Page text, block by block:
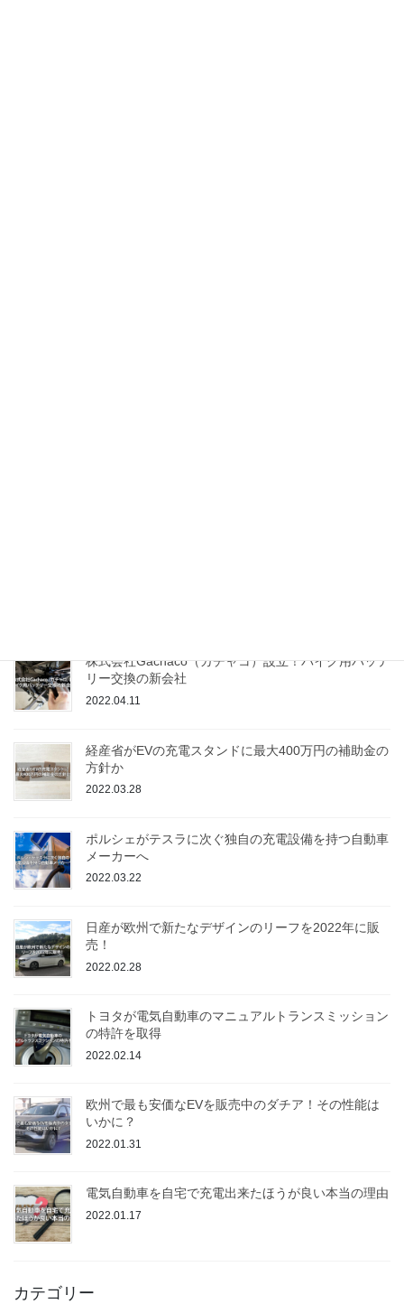
株式会社Gachaco（ガチャコ）設立！バイク用バッテ
リー交換の新会社
2022.04.11
経産省がEVの充電スタンドに最大400万円の補助金の
方針か
2022.03.28
ポルシェがテスラに次ぐ独自の充電設備を持つ自動車
メーカーへ
2022.03.22
日産が欧州で新たなデザインのリーフを2022年に販
売！
2022.02.28
トヨタが電気自動車のマニュアルトランスミッション
の特許を取得
2022.02.14
欧州で最も安価なEVを販売中のダチア！その性能は
いかに？
2022.01.31
電気自動車を自宅で充電出来たほうが良い本当の理由
2022.01.17
カテゴリー